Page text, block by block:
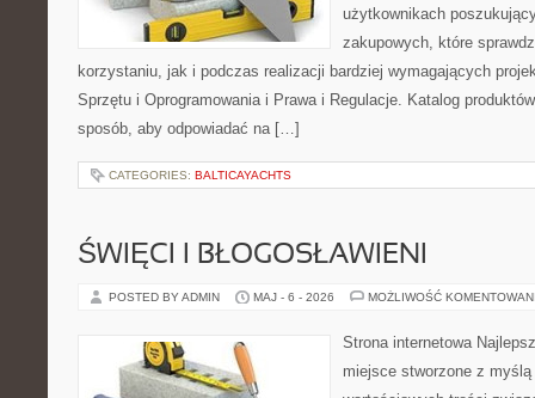
użytkownikach
zakupowych, które
korzystaniu, jak i podczas realizacji bardziej wymagających
Sprzętu i Oprogramowania i Prawa i Regulacje. Katalog
sposób, aby odpowiadać na […]
CATEGORIES: BALTICAYACHTS
ŚWIĘCI I BŁOGOSŁAWIENI
POSTED BY ADMIN MAJ - 6 - 2026 MOŻLIWOŚĆ
Strona internetowa
miejsce stworzone z